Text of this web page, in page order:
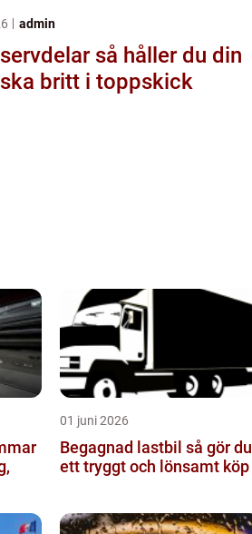
admin
så håller du din
britt i toppskick
01 juni 2026
Begagnad lastbil så gör du
ett tryggt och lönsamt köp